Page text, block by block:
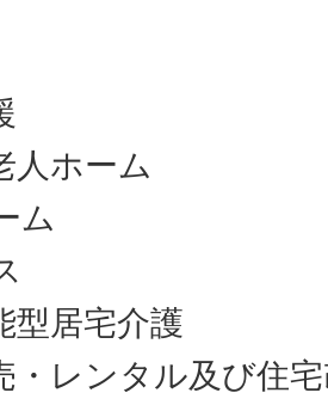
人ホーム
ム
型居宅介護
・レンタル及び住